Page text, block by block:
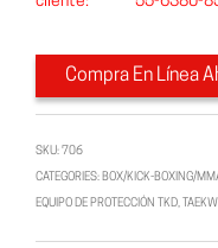
Compra En Línea
SKU:706
CATEGORIES: BOX/KICK-BOXING/
EQUIPO DE PROTECCIÓN TKD,